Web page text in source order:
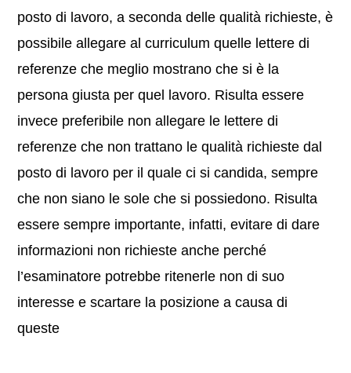
posto di lavoro, a seconda delle qualità richieste, è
possibile allegare al curriculum quelle lettere di
referenze che meglio mostrano che si è la
persona giusta per quel lavoro. Risulta essere
invece preferibile non allegare le lettere di
referenze che non trattano le qualità richieste dal
posto di lavoro per il quale ci si candida, sempre
che non siano le sole che si possiedono. Risulta
essere sempre importante, infatti, evitare di dare
informazioni non richieste anche perché
l’esaminatore potrebbe ritenerle non di suo
interesse e scartare la posizione a causa di
queste